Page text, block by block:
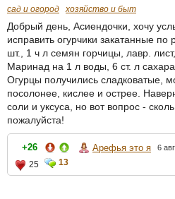
сад и огород хозяйство и быт
Добрый день, Асиендочки, хочу
исправить огурчики закатанные
шт., 1 ч л семян горчицы, лавр.
Маринад на 1 л воды, 6 ст. л
Огурцы получились сладковатые,
посолонее, кислее и острее.
соли и уксуса, но вот вопрос -
пожалуйста!
+26 Арефья это я 6
25
13